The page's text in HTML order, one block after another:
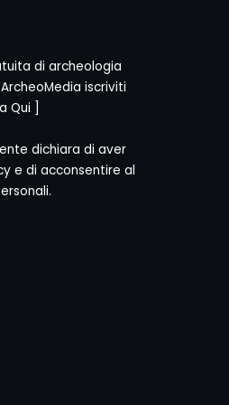
di archeologia
iscriviti
Qui ]
dichiara di aver
e di acconsentire al